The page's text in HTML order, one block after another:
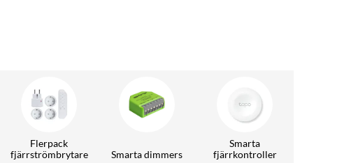
Flerpack
fjärrströmbrytare
Smarta dimmers
Smarta
fjärrkontroller